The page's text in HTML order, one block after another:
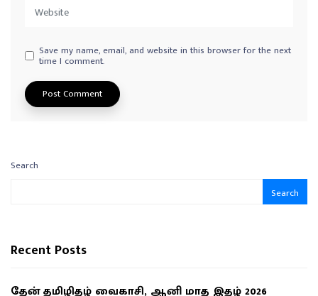
Save my name, email, and website in this browser for the next
time I comment.
Search
Search
Recent Posts
தேன் தமிழிதழ் வைகாசி, ஆனி மாத இதழ் 2026